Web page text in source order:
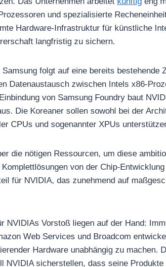
und spezialisierte
Hardware-Infrastruktur für künstliche
langfristig zu sichern.
folgt auf eine bereits bestehende
Datenaustausch zwischen Intels x86-
von Samsung Foundry baut
Die Koreaner sollen sowohl bei der
CPUs und sogenannter XPUs
die nötigen Ressourcen, um diese
von der Chip-
für NVIDIA, das zunehmend auf
NVIDIAs Vorstoß liegen auf der Hand:
Web Services und Broadcom
Hardware unabhängig zu machen.
NVIDIA sicherstellen, dass seine